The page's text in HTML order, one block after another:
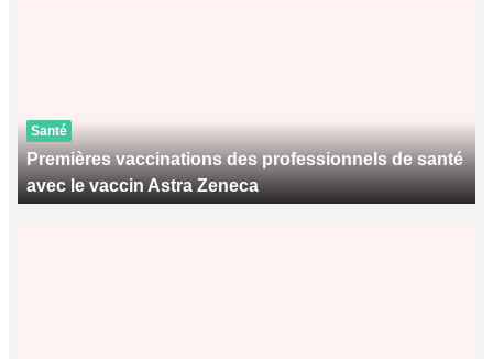
Santé
Premières vaccinations des professionnels de santé
avec le vaccin Astra Zeneca